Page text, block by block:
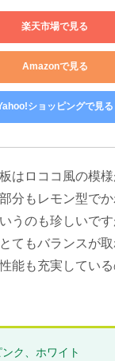
楽天市場で見る
Amazonで見る
ショッピングで見る
はロココ風の模
分もレモン型で
うのも珍しいで
てもバランスが
能も充実してい
ク、ホワイト